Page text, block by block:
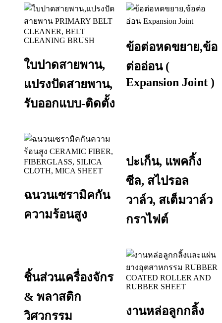
ใบปาดสายพาน,
แปรงปัดสายพาน,
รับออกแบบ-ติดตั้ง
ข้อต่อหดขยาย,ข้อ
ต่ออ่อน (
Expansion Joint )
ฉนวนเซรามิคกัน
ความร้อนสูง
ปะเก็น, แพคกิ้ง
ซีล, สไปรอล
วาล์ว, สเต็มวาล์ว
กราไฟต์
ชิ้นส่วนเครื่องจักร
& พลาสติก
วิศวกรรม
งานหล่อลูกกลิ้ง